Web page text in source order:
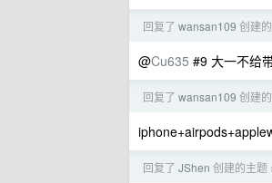
回复了 wansan109 创建
@Cu635 #9 大一不给
回复了 wansan109 创建
回复了 JShen 创建的主题 ›